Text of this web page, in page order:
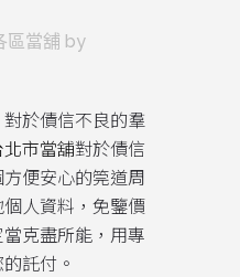
區當舖 by
於債信不良的羣
北市當舖對於債信
便安心的筦道周
人資料，免鑒價
克盡所能，用專
託付。